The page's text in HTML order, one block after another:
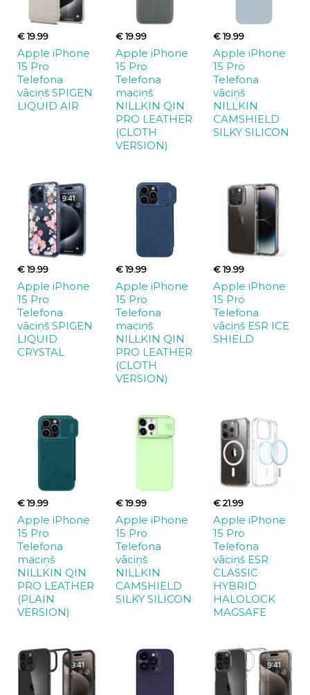
€ 19.99
Apple iPhone
15 Pro
Telefona
vāciņš SPIGEN
LIQUID AIR
€ 19.99
Apple iPhone
15 Pro
Telefona
maciņš
NILLKIN QIN
PRO LEATHER
(CLOTH
VERSION)
€ 19.99
Apple iPhone
15 Pro
Telefona
vāciņš
NILLKIN
CAMSHIELD
SILKY SILICON
€ 19.99
Apple iPhone
15 Pro
Telefona
vāciņš SPIGEN
LIQUID
CRYSTAL
€ 19.99
Apple iPhone
15 Pro
Telefona
maciņš
NILLKIN QIN
PRO LEATHER
(CLOTH
VERSION)
€ 19.99
Apple iPhone
15 Pro
Telefona
vāciņš ESR ICE
SHIELD
€ 19.99
Apple iPhone
15 Pro
Telefona
maciņš
NILLKIN QIN
PRO LEATHER
(PLAIN
VERSION)
€ 19.99
Apple iPhone
15 Pro
Telefona
vāciņš
NILLKIN
CAMSHIELD
SILKY SILICON
€ 21.99
Apple iPhone
15 Pro
Telefona
vāciņš ESR
CLASSIC
HYBRID
HALOLOCK
MAGSAFE